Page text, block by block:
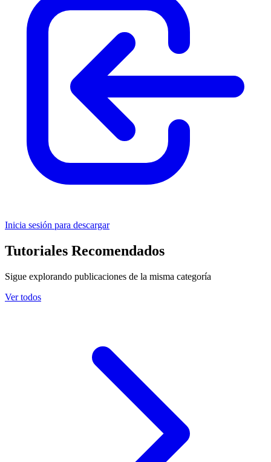
Inicia sesión para descargar
Tutoriales Recomendados
Sigue explorando publicaciones de la misma categoría
Ver todos